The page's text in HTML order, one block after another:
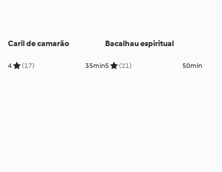
Caril de camarão
4 (17) 35min
Bacalhau espiritual
5 (21) 50min